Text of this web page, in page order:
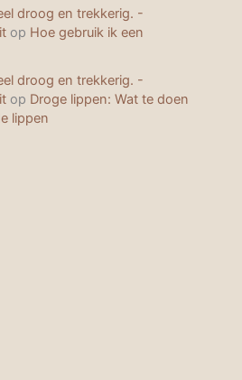
droog en trekkerig. -
op Hoe gebruik ik een
droog en trekkerig. -
op Droge lippen: Wat te doen
lippen